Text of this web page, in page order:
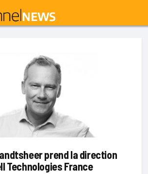
prend la direction
Technologies France